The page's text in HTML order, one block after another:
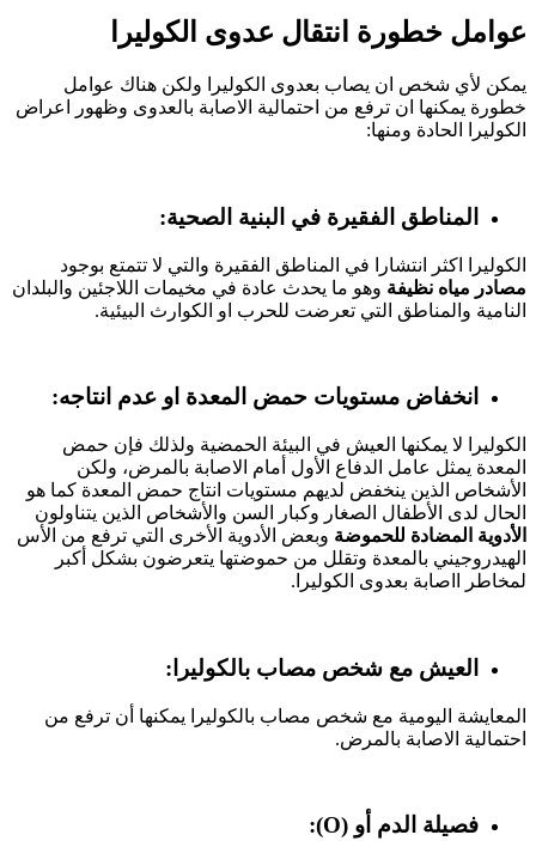
عوامل خطورة انتقال عدوى الكوليرا
يمكن لأي شخص ان يصاب بعدوى الكوليرا ولكن هناك عوامل
خطورة يمكنها ان ترفع من احتمالية الاصابة بالعدوى وظهور اعراض
الكوليرا الحادة ومنها:
المناطق الفقيرة في البنية الصحية:
الكوليرا اكثر انتشارا في المناطق الفقيرة والتي لا تتمتع بوجود
مصادر مياه نظيفة وهو ما يحدث عادة في مخيمات اللاجئين والبلدان
النامية والمناطق التي تعرضت للحرب او الكوارث البيئية.
انخفاض مستويات حمض المعدة او عدم انتاجه:
الكوليرا لا يمكنها العيش في البيئة الحمضية ولذلك فإن حمض
المعدة يمثل عامل الدفاع الأول أمام الاصابة بالمرض، ولكن
الأشخاص الذين ينخفض لديهم مستويات انتاج حمض المعدة كما هو
الحال لدى الأطفال الصغار وكبار السن والأشخاص الذين يتناولون
الأدوية المضادة للحموضة وبعض الأدوية الأخرى التي ترفع من الأس
الهيدروجيني بالمعدة وتقلل من حموضتها يتعرضون بشكل أكبر
لمخاطر ااصابة بعدوى الكوليرا.
العيش مع شخص مصاب بالكوليرا:
المعايشة اليومية مع شخص مصاب بالكوليرا يمكنها أن ترفع من
احتمالية الاصابة بالمرض.
فصيلة الدم أو (O):